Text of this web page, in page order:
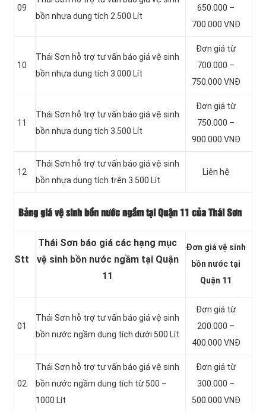
09
bồn nhựa dung tích 2.500 Lít
650.000 –
700.000 VNĐ
10
Thái Sơn hỗ trợ tư vấn báo giá vệ sinh
bồn nhựa dung tích 3.000 Lít
Đơn giá từ
700.000 –
750.000 VNĐ
11
Thái Sơn hỗ trợ tư vấn báo giá vệ sinh
bồn nhựa dung tích 3.500 Lít
Đơn giá từ
750.000 –
900.000 VNĐ
12
Thái Sơn hỗ trợ tư vấn báo giá vệ sinh
bồn nhựa dung tích trên 3.500 Lít
Liên hệ
Bảng giá vệ sinh bồn nước ngầm tại Quận 11 của Thái Sơn
Stt
Thái Sơn báo giá các hạng mục
vệ sinh bồn nước ngầm tại Quận
11
Đơn giá vệ sinh
bồn nước tại
Quận 11
01
Thái Sơn hỗ trợ tư vấn báo giá vệ sinh
bồn nước ngầm dung tích dưới 500 Lít
Đơn giá từ
200.000 –
400.000 VNĐ
02
Thái Sơn hỗ trợ tư vấn báo giá vệ sinh
bồn nước ngầm dung tích từ 500 –
1000 Lít
Đơn giá từ
300.000 –
500.000 VNĐ